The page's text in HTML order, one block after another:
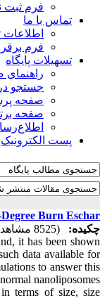
فرم ثبت
تماس با ما
فرم
تسهیلات پایگاه
جستجو در
صفحه
صفحه
پست الکترونیک
Burn Eschar
چکیده:
(8525 مشاهده)
it has been shown
data available for
to answer this
nanoliposomes
terms of size, size